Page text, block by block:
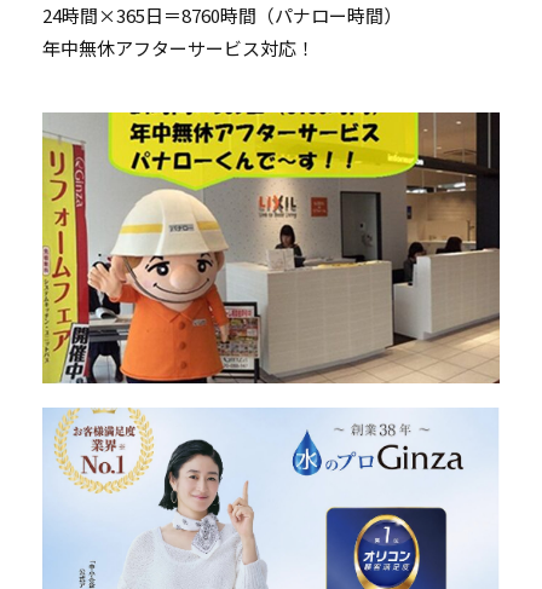
24時間×365日＝8760時間（パナロー時間）
年中無休アフターサービス対応！